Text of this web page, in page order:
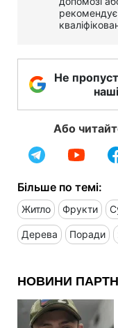
Не
Або
Більше по темі:
Житло Фрукти
Дерева Поради